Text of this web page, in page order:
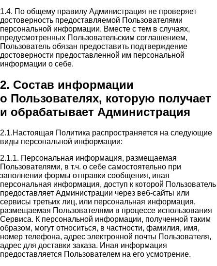
1.4. По общему правилу Администрация не проверяет
достоверность предоставляемой Пользователями
персональной информации. Вместе с тем в случаях,
предусмотренных Пользовательским соглашением,
Пользователь обязан предоставить подтверждение
достоверности предоставленной им персональной
информации о себе.
2. Состав информации
о Пользователях, которую получает
и обрабатывает Администрация
2.1.Настоящая Политика распространяется на следующие
виды персональной информации:
2.1.1. Персональная информация, размещаемая
Пользователями, в т.ч. о себе самостоятельно при
заполнении формы отправки сообщения, иная
персональная информация, доступ к которой Пользователь
предоставляет Администрации через веб-сайты или
сервисы третьих лиц, или персональная информация,
размещаемая Пользователями в процессе использования
Сервиса. К персональной информации, полученной таким
образом, могут относиться, в частности, фамилия, имя,
номер телефона, адрес электронной почты Пользователя,
адрес для доставки заказа. Иная информация
предоставляется Пользователем на его усмотрение.